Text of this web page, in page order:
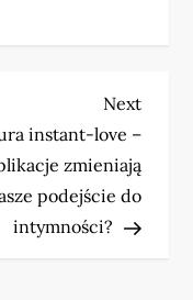
Next
Post
Next
instant-love –
zmieniają
podejście do
intymności?